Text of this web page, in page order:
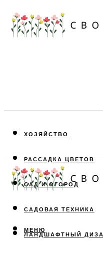
ХОЗЯЙСТВО
РАССАДКА ЦВЕТОВ
САД И ОГОРОД
САДОВАЯ ТЕХНИКА
ЛАНДШАФТНЫЙ
МЕНЮ